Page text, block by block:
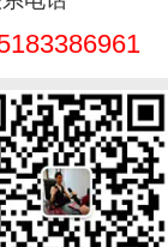
要性。